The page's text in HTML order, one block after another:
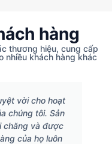
hàng
thương hiệu, cung cấp
nhiều khách hàng khác
vời cho hoạt
chúng tôi. Sản
chăng và được
của họ luôn